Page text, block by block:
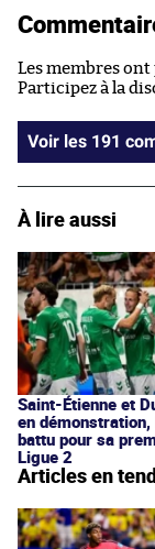
Les membres
Participez à la
Voir
À lire aussi
Saint-Étienne et
en
battu pour sa
Ligue 2
Articles en